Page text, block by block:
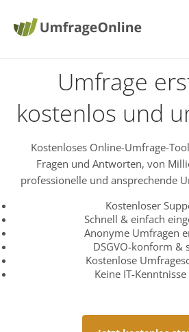
Umfrage
kostenlos und
Kostenloses Online-Umfrage-
Fragen und Antworten, von
professionelle und ansprechende
Kostenloser
Schnell & einfach
Anonyme Umfragen
DSGVO-konform &
Kostenlose
Keine IT-